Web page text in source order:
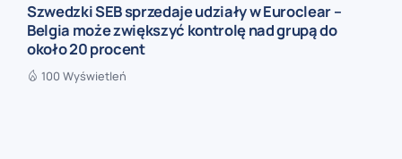
Szwedzki SEB sprzedaje udziały w Euroclear –
Belgia może zwiększyć kontrolę nad grupą do
około 20 procent
100 Wyświetleń